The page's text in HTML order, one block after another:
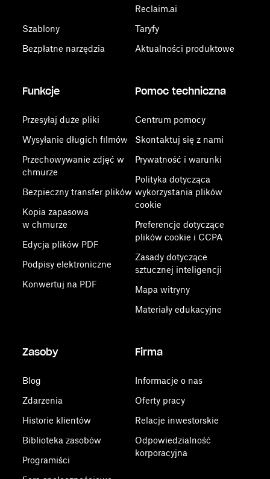
Szablony
Bezpłatne narzędzia
Reclaim.ai
Taryfy
Aktualności produktowe
Funkcje
Przesyłaj duże pliki
Wysyłanie długich filmów
Przechowywanie zdjęć w
chmurze
Bezpieczny transfer plików
Kopia zapasowa
w chmurze
Edycja plików PDF
Podpisy elektroniczne
Konwertuj na PDF
Pomoc techniczna
Centrum pomocy
Skontaktuj się z nami
Prywatność i warunki
Polityka dotycząca
wykorzystania plików
cookie
Preferencje dotyczące
plików cookie i CCPA
Zasady dotyczące
sztucznej inteligencji
Mapa witryny
Materiały edukacyjne
Zasoby
Blog
Zdarzenia
Historie klientów
Biblioteka zasobów
Programiści
Firma
Informacje o nas
Oferty pracy
Relacje inwestorskie
Odpowiedzialność
korporacyjna